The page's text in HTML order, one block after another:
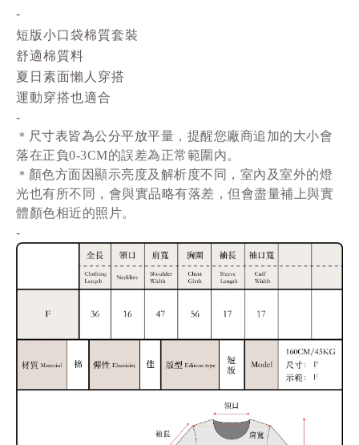
-
短版小口袋棉質套裝
舒適棉質料
夏日素面懶人穿搭
運動穿搭也適合
-
＊ 尺寸表皆為公分平放平量 ，提醒您廠商追加的大小會
落在正負0-3CM的誤差為正常範圍內。
＊ 顏色方面因顯示亮度及解析度不同，室內及室外的燈
光也有所不同，會與實品略有落差，但會盡量補上與實
體顏色相近的照片。
-